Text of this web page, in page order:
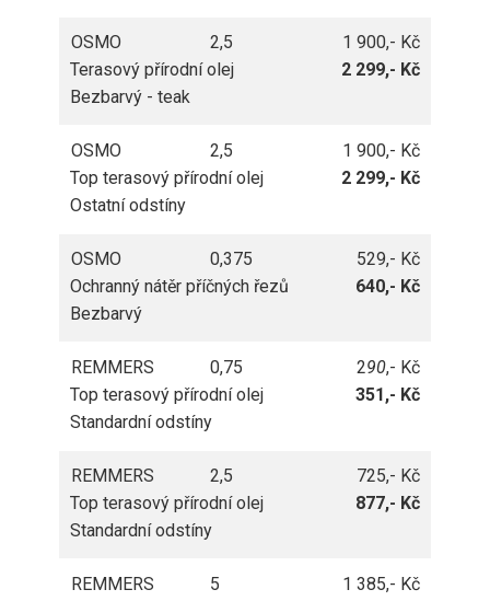
OSMO
2 299,- Kč
1 900,- Kč
Terasový přírodní olej
2,5
Bezbarvý - teak
OSMO
2 299,- Kč
1 900,- Kč
Top terasový přírodní olej
2,5
Ostatní odstíny
OSMO
640,- Kč
529,- Kč
Ochranný nátěr příčných řezů
0,375
Bezbarvý
REMMERS
351,- Kč
290,- Kč
Top terasový přírodní olej
0,75
Standardní odstíny
REMMERS
877,- Kč
725,- Kč
Top terasový přírodní olej
2,5
Standardní odstíny
REMMERS 1 385,- Kč
5